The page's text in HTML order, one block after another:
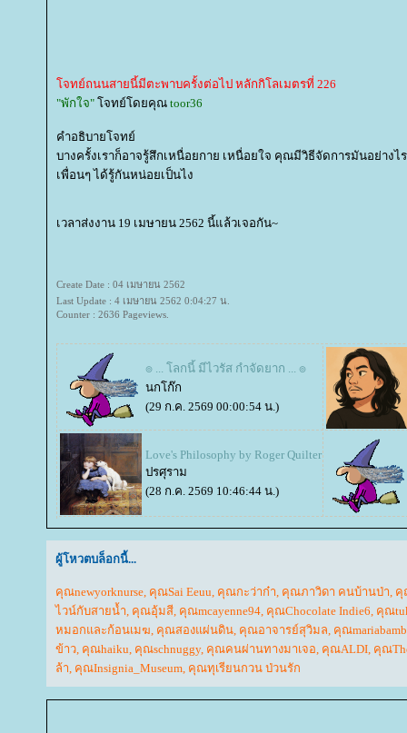
จทย์ถนนสายนี้มีตะพาบครั้งต่อไป หลักกิโลเมตรที่ 226
"พักใจ" จทย์โดยคุณ toor36
คำอธิบายโจทย์
บางครั้งเราก็อาจรู้สึกเหนื่อยกาย เหนื่อยใจ คุณมีวิธีจัดการมันอย่าง
เพื่อนๆ ได้รู้กันหน่อยเป็นไง
เวลาส่งงาน 19 เมษายน 2562 นี้แล้วเจอกัน~
Create Date : 04 เมษายน 2562
Last Update : 4 เมษายน 2562 0:04:27 น.
Counter : 2636 Pageviews.
๏ ... โลกนี้ มีไวรัส กำจัดยาก ... ๏
นกโก๊ก
(29 ก.ค. 2569 00:00:54 น.)
Love's Philosophy by Roger Quilter
ปรศุราม
(28 ก.ค. 2569 10:46:44 น.)
ผู้โหวตบล็อกนี้...
คุณnewyorknurse, คุณSai Eeuu, คุณกะว่าก๋า, คุณภาวิดา คนบ้านป่า, คุ
ไวน์กับสายน้ำ, คุณอุ้มสี, คุณmcayenne94, คุณChocolate Indie6, คุณ
หมอกและก้อนเมฆ, คุณสองแผ่นดิน, คุณอาจารย์สุวิมล, คุณ
ข้าว, คุณhaiku, คุณschnuggy, คุณคนผ่านทางมาเจอ, คุณALDI, คุณ
ล้า, คุณInsignia_Museum, คุณทุเรียนกวน ป่วนรัก